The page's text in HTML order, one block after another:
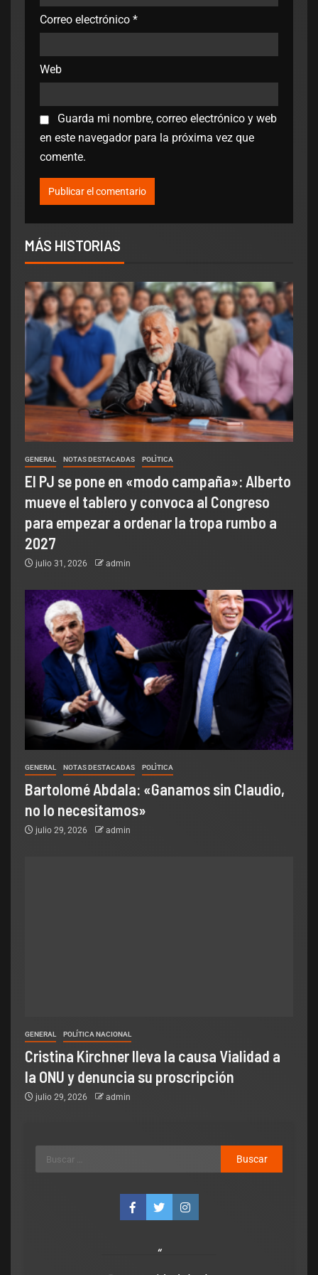
Correo electrónico *
Web
Guarda mi nombre, correo electrónico y web
en este navegador para la próxima vez que
comente.
MÁS HISTORIAS
GENERAL NOTAS DESTACADAS POLÌTICA
El PJ se pone en «modo campaña»: Alberto
mueve el tablero y convoca al Congreso
para empezar a ordenar la tropa rumbo a
2027
julio 31, 2026 admin
GENERAL NOTAS DESTACADAS POLÌTICA
Bartolomé Abdala: «Ganamos sin Claudio,
no lo necesitamos»
julio 29, 2026 admin
GENERAL POLÍTICA NACIONAL
Cristina Kirchner lleva la causa Vialidad a
la ONU y denuncia su proscripción
julio 29, 2026 admin
Senado: por falta de respaldo, se